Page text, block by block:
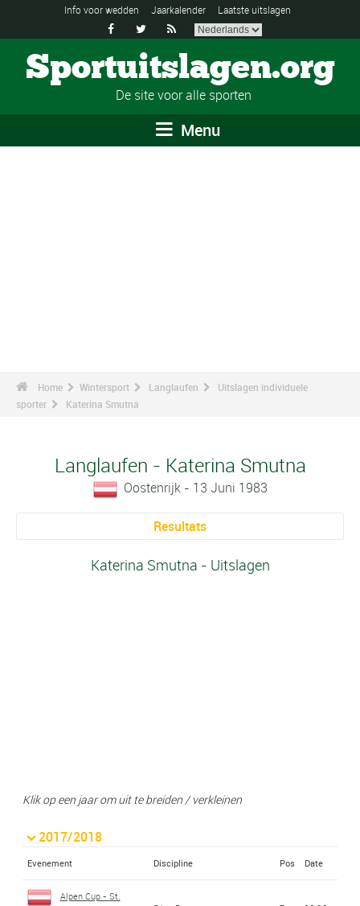
Info voor wedden Jaarkalender Laatste uitslagen
  
Sportuitslagen.org
De site voor alle sporten
Menu
Home Wintersport Langlaufen
Uitslagen individuele
sporter
Katerina Smutna
Langlaufen - Katerina Smutna
Oostenrijk - 13 Juni 1983
Resultats
Katerina Smutna - Uitslagen
Klik op een jaar om uit te breiden / verkleinen
2017/2018
Evenement Discipline Pos Date
Alpen Cup - St.